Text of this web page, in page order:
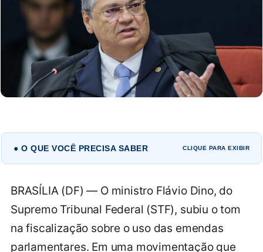
● O QUE VOCÊ PRECISA SABER CLIQUE PARA EXIBIR
BRASÍLIA (DF) — O ministro Flávio Dino, do
Supremo Tribunal Federal (STF), subiu o tom
na fiscalização sobre o uso das emendas
parlamentares. Em uma movimentação que